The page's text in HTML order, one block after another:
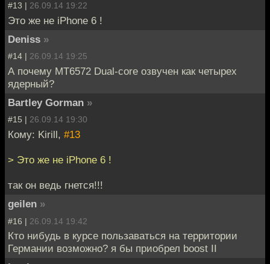
#13 | 26.09.14 19:22
Это же не iPhone 6 !
Deniss »
#14 | 26.09.14 19:25
А почему MT6572 Dual-core озвучен как четырех
ядерный?
Bartley Gorman »
#15 | 26.09.14 19:30
Кому: Kirill, #13
> Это же не iPhone 6 !
так он ведь гнется!!!
geilen »
#16 | 26.09.14 19:42
Кто нибудь в курсе пользаваться на территории
Германии возможно? я бы приобрел boost II